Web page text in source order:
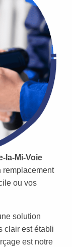
la-Mi-Voie
remplacement
ou vos
solution
clair est établi
est notre